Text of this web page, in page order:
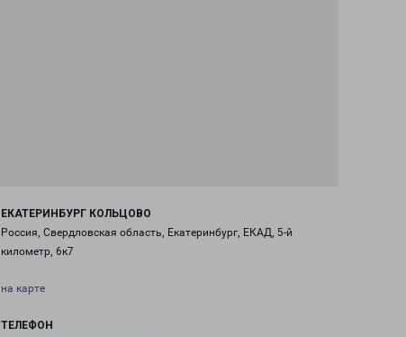
ЕКАТЕРИНБУРГ КОЛЬЦОВО
Россия, Свердловская область, Екатеринбург, ЕКАД, 5-й
километр, 6к7
на карте
ТЕЛЕФОН